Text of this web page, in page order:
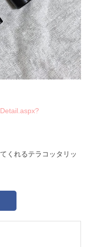
くれるテラコッタリッ